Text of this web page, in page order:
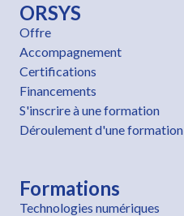
ORSYS
Offre
Accompagnement
Certifications
Financements
S'inscrire à une formation
Déroulement d'une formation
Formations
Technologies numériques